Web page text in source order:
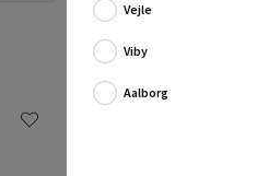
Vejle
Viby
Aalborg